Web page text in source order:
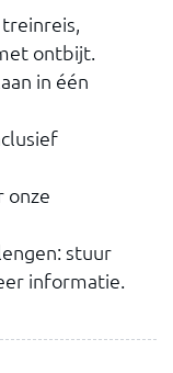
ontbijt.
in één
onze
stuur
informatie.